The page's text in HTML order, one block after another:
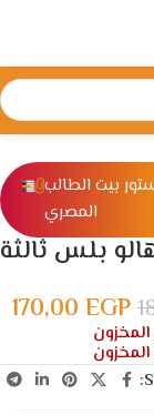
بيت الطالب
المصري
بلس ثالثة
170,00 EGP